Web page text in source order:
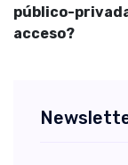
público-
acceso?